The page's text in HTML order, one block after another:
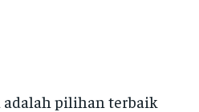
adalah pilihan terbaik